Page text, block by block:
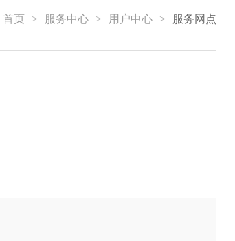
首页 > 服务中心 > 用户中心 > 服务网点